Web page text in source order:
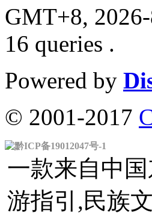
GMT+8,
16 queries .
Powered by
© 2001-2017
黔ICP备19012047号-1
一款来自中
游指引,民族